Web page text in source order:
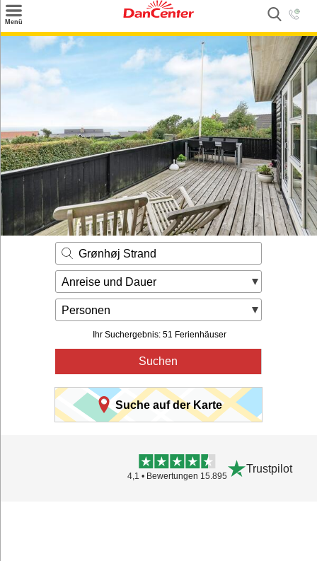
Menü
Suchen
Urlaubsziele
Angebote
Inspiration
Kontakt
Gut zu wissen
Login
Grønhøj Strand
Anreise und Dauer
Personen
Ihr Suchergebnis: 51 Ferienhäuser
Suchen
Suche auf der Karte
4,1 • Bewertungen 15.895
Trustpilot